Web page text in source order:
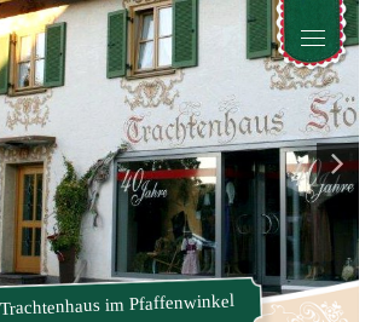
Toggle
im Pfaffenwinkel